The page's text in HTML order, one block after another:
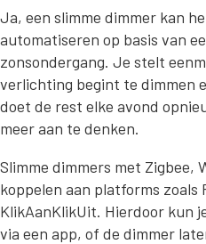
Ja, een slimme dimmer kan
automatiseren op basis van
zonsondergang. Je stelt
verlichting begint te dimmen
doet de rest elke avond
meer aan te denken.
Slimme dimmers met Zigbee,
koppelen aan platforms zoals
KlikAanKlikUit. Hierdoor kun
via een app, of de dimmer